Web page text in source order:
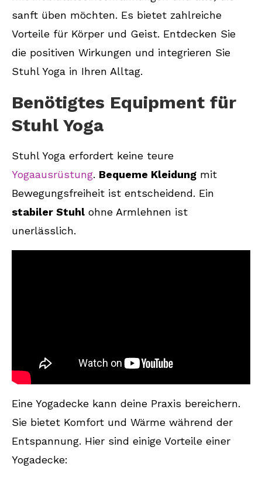
sanft üben möchten. Es bietet zahlreiche
Vorteile für Körper und Geist. Entdecken Sie
die positiven Wirkungen und integrieren Sie
Stuhl Yoga in Ihren Alltag.
Benötigtes Equipment für
Stuhl Yoga
Stuhl Yoga erfordert keine teure
Yogaausrüstung. Bequeme Kleidung mit
Bewegungsfreiheit ist entscheidend. Ein
stabiler Stuhl ohne Armlehnen ist
unerlässlich.
Eine Yogadecke kann deine Praxis bereichern.
Sie bietet Komfort und Wärme während der
Entspannung. Hier sind einige Vorteile einer
Yogadecke: